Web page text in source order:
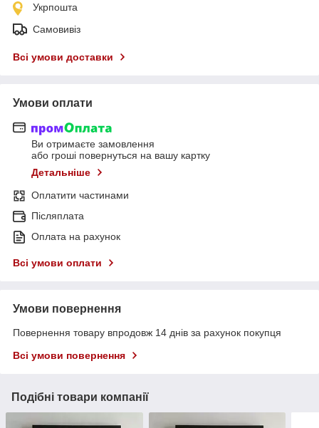
Укрпошта
Самовивіз
Всі умови доставки
Умови оплати
Ви отримаєте замовлення
або гроші повернуться на вашу картку
Детальніше
Оплатити частинами
Післяплата
Оплата на рахунок
Всі умови оплати
Умови повернення
Повернення товару впродовж 14 днів за рахунок покупця
Всі умови повернення
Подібні товари компанії